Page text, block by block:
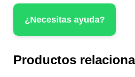
Roche
cantidad
¿Necesitas ayuda?
Productos